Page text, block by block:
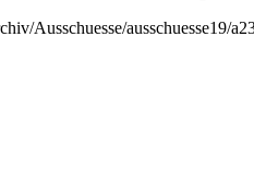
Ausschuesse/ausschuesse19/